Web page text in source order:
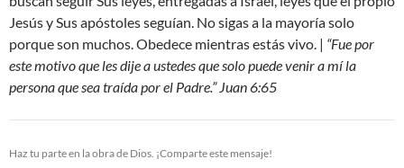
Jesús y Sus apóstoles seguían. No sigas a la mayoría solo
porque son muchos. Obedece mientras estás vivo. | “Fue por
este motivo que les dije a ustedes que solo puede venir a mí la
persona que sea traída por el Padre.” Juan 6:65
Haz tu parte en la obra de Dios. ¡Comparte este mensaje!